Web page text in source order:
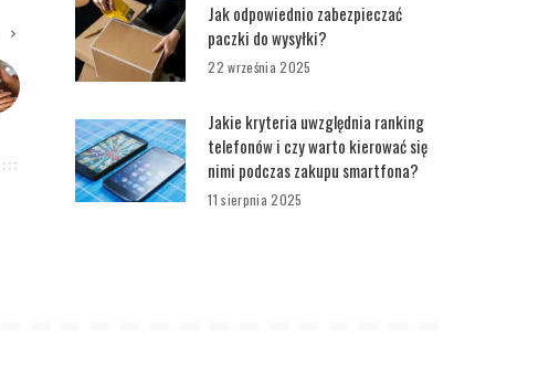
Jak odpowiednio zabezpieczać
paczki do wysyłki?
22 września 2025
Jakie kryteria uwzględnia ranking
telefonów i czy warto kierować się
nimi podczas zakupu smartfona?
11 sierpnia 2025